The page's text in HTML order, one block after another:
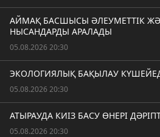
АЙМАҚ БАСШЫСЫ ӘЛЕУМЕТТІК
НЫСАНДАРДЫ АРАЛАДЫ
05.08.2026 20:30
ЭКОЛОГИЯЛЫҚ БАҚЫЛАУ
05.08.2026 20:30
АТЫРАУДА КИІЗ БАСУ ӨНЕРІ
05.08.2026 20:30